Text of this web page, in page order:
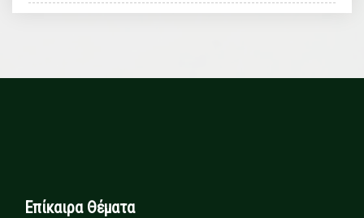
Επίκαιρα Θέματα